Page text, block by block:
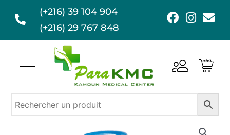
(+216) 39 104 904
(+216) 29 767 848
F
c
b
o
I
s
E
v
l
o
e